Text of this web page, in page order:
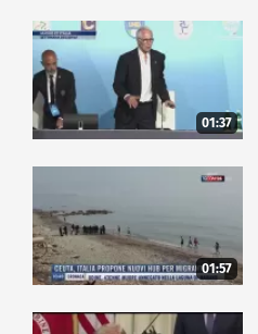
01:37
01:57